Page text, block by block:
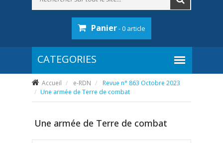
Panier- 0 article
Accueil e-RDN
Revue n° 863 Octobre 2023
Une armée de Terre de combat
Une armée de Terre de combat